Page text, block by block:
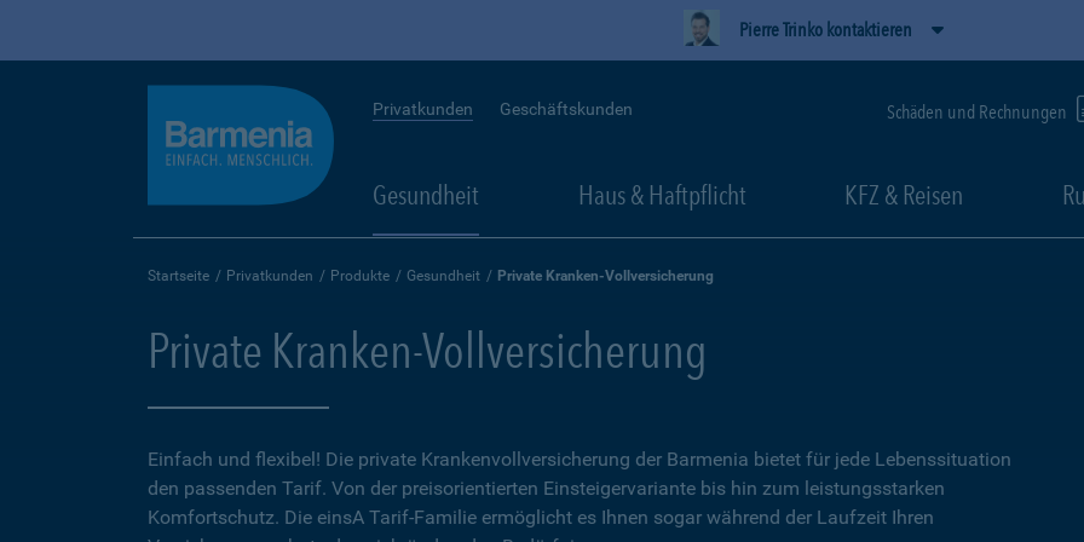
Pierre Trinko kontaktieren
Privatkunden Geschäftskunden Schäden und Rechnungen
Gesundheit Haus & Haftpflicht KFZ & Reisen
Startseite Privatkunden Produkte Gesundheit Private Kranken-Vollversicherung
Private Kranken-Vollversicherung
Einfach und flexibel! Die private Krankenvollversicherung der Barmenia bietet für jede Lebenssituation
den passenden Tarif. Von der preisorientierten Einsteigervariante bis hin zum leistungsstarken
Komfortschutz. Die einsA Tarif-Familie ermöglicht es Ihnen sogar während der Laufzeit Ihren